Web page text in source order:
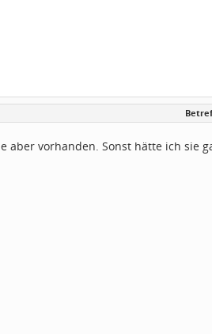
aber vorhanden. Sonst hätte ich sie